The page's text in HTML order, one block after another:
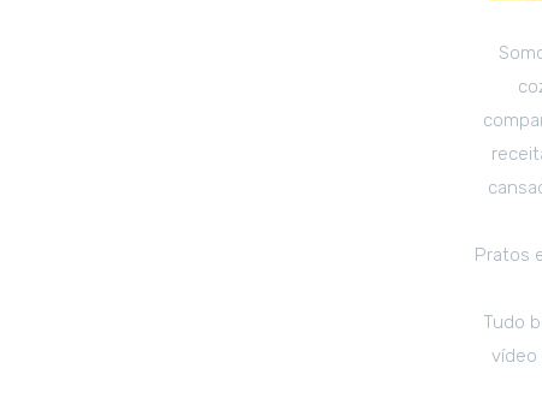
Pratos
Tudo
vídeo